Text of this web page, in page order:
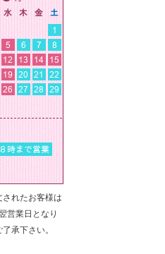
されたお客様は
営業日となり
了承下さい。